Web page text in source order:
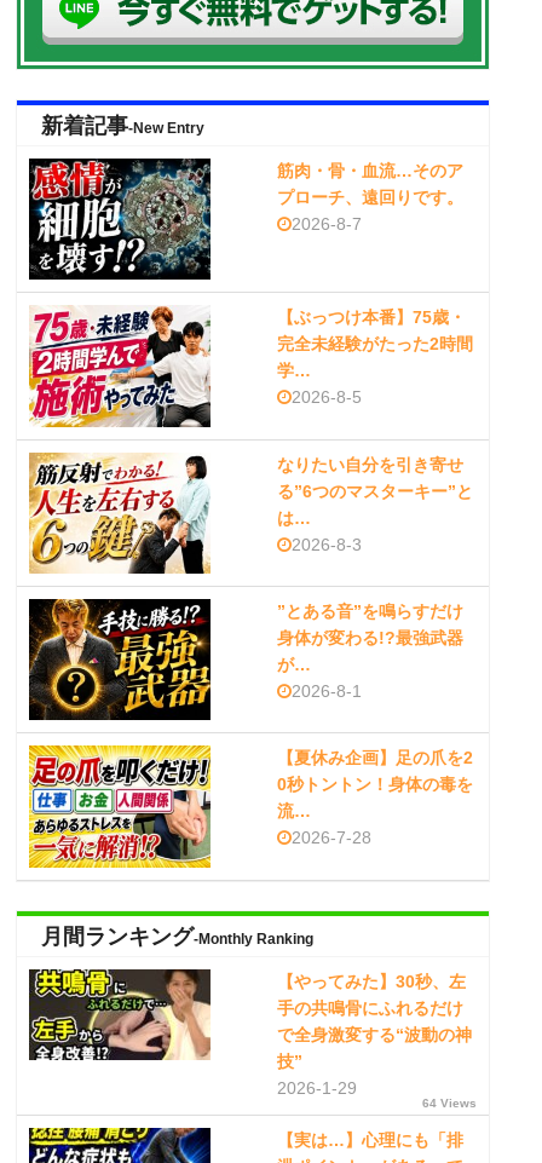
新着記事-New Entry
筋肉・骨・血流…そのア
プローチ、遠回りです。
2026-8-7
【ぶっつけ本番】75歳・
完全未経験がたった2時間
学…
2026-8-5
なりたい自分を引き寄せ
る”6つのマスターキー”と
は…
2026-8-3
”とある音”を鳴らすだけ
身体が変わる!?最強武器
が…
2026-8-1
【夏休み企画】足の爪を2
0秒トントン！身体の毒を
流…
2026-7-28
月間ランキング-Monthly Ranking
【やってみた】30秒、左
手の共鳴骨にふれるだけ
で全身激変する“波動の神
技”
2026-1-29
64 Views
【実は…】心理にも「排